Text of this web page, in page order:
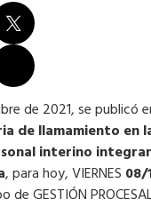
de 2021, se publicó
de llamamiento en
interino
,para hoy, VIERNES 08/
de GESTIÓN